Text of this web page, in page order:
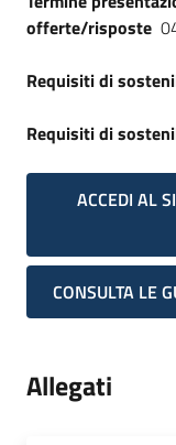
offerte/risposte
Requisiti di
Requisiti di
ACCEDI AL
CONSULTA LE
Allegati